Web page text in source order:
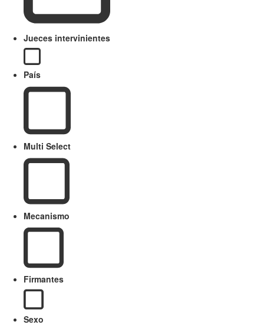
Jueces intervinientes
País
Multi Select
Mecanismo
Firmantes
Sexo